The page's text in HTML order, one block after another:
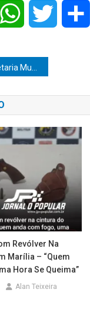
WhatsAppTwitter
de Mídias Educacionais
Revólver Na
Marília – “Quem
Hora Se Queima”
Alan Teixeira